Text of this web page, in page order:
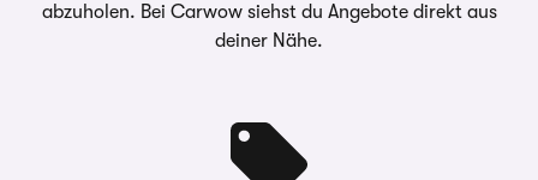
Jährliche Fahrleistung
Gifhorner Str. 57, 38112
abzuholen. Bei Carwow siehst du Angebote direkt aus
deiner Nähe.